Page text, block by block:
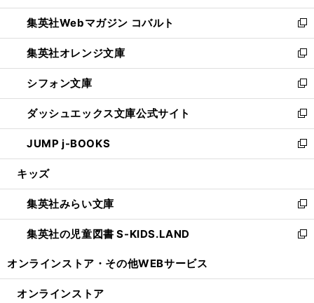
開
く
ウ
で
開
く
ン
ド
ウ
で
開
く
ウ
ィ
ン
ド
ウ
で
開
く
集英社Webマガジン コバルト
新
し
い
ウ
ィ
ン
ド
ウ
で
開
集英社オレンジ文庫
新
し
い
ウ
ィ
ン
ド
ウ
開
く
シフォン文庫
新
し
い
ウ
ィ
ン
ウ
で
開
く
ダッシュエックス文庫公式サイト
新
し
い
ウ
ン
ド
ウ
で
JUMP j-BOOKS
新
し
ウ
ィ
ン
ド
開
キッズ
集英社みらい文庫
新
し
い
ン
集英社の児童図書 S-KIDS.LAND
新
ウ
オンラインストア・ その他WEBサービス
オンラインストア